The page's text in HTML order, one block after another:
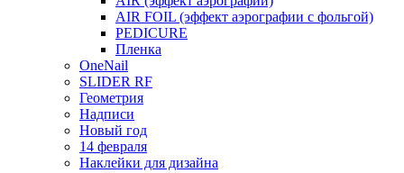
AIR FOIL (эффект аэрографии с фольгой)
PEDICURE
Пленка
OneNail
SLIDER RF
Геометрия
Надписи
Новый год
14 февраля
Наклейки для дизайна